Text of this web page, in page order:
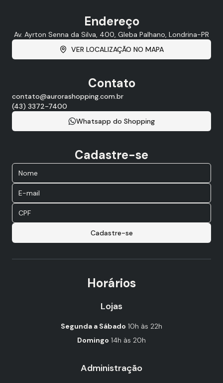
Endereço
Av. Ayrton Senna da Silva, 400, Gleba Palhano, Londrina-PR
VER LOCALIZAÇÃO NO MAPA
Contato
contato@aurorashopping.com.br
(43) 3372-7400
Whatsapp do Shopping
Cadastre-se
Cadastre-se
Horários
Lojas
Segunda a Sábado 10h às 22h
Domingo 14h às 20h
Administração